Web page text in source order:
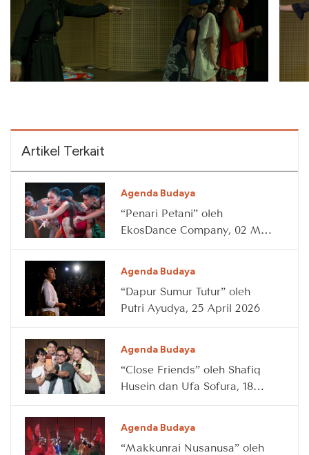
Artikel Terkait
Agenda Budaya
“Penari Petani” oleh
EkosDance Company, 02 May
Agenda Budaya
“Dapur Sumur Tutur” oleh
Putri Ayudya, 25 April 2026
Agenda Budaya
“Close Friends” oleh Shafiq
Husein dan Ufa Sofura, 18
Agenda Budaya
“Makkunrai Nusanusa” oleh